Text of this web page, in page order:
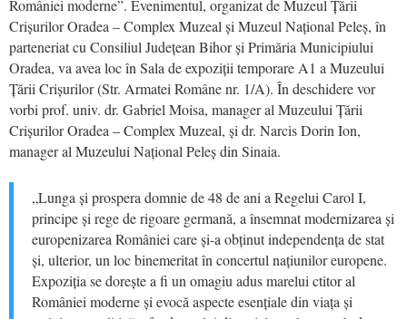
României moderne”. Evenimentul, organizat de Muzeul Țării
Crișurilor Oradea – Complex Muzeal și Muzeul Național Peleș, în
parteneriat cu Consiliul Județean Bihor și Primăria Municipiului
Oradea, va avea loc în Sala de expoziții temporare A1 a Muzeului
Țării Crișurilor (Str. Armatei Române nr. 1/A). În deschidere vor
vorbi prof. univ. dr. Gabriel Moisa, manager al Muzeului Țării
Crișurilor Oradea – Complex Muzeal, și dr. Narcis Dorin Ion,
manager al Muzeului Național Peleș din Sinaia.
„Lunga și prospera domnie de 48 de ani a Regelui Carol I,
principe și rege de rigoare germană, a însemnat modernizarea și
europenizarea României care și-a obținut independența de stat
și, ulterior, un loc binemeritat în concertul națiunilor europene.
Expoziția se dorește a fi un omagiu adus marelui ctitor al
României moderne și evocă aspecte esențiale din viața și